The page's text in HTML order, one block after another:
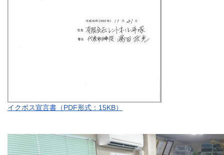
イクボス宣言書（PDF形式：15KB）